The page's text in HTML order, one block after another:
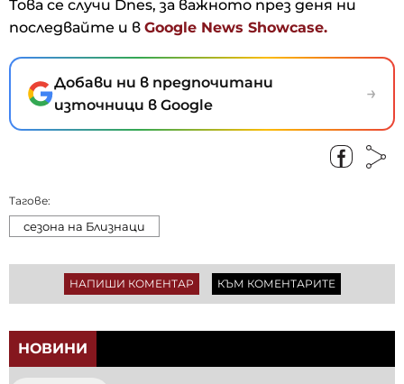
Това се случи Dnes, за важното през деня ни
последвайте и в Google News Showcase.
Добави ни в предпочитани
източници в Google
→
Тагове:
сезона на Близнаци
НАПИШИ КОМЕНТАР КЪМ КОМЕНТАРИТЕ
НОВИНИ